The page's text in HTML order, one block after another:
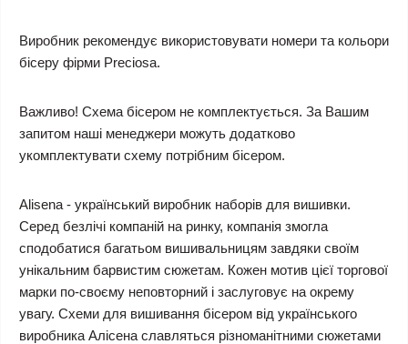
Виробник рекомендує використовувати номери та кольори
бісеру фірми Preciosa.
Важливо! Схема бісером не комплектується. За Вашим
запитом наші менеджери можуть додатково
укомплектувати схему потрібним бісером.
Alisena - український виробник наборів для вишивки.
Серед безлічі компаній на ринку, компанія змогла
сподобатися багатьом вишивальницям завдяки своїм
унікальним барвистим сюжетам. Кожен мотив цієї торгової
марки по-своєму неповторний і заслуговує на окрему
увагу. Схеми для вишивання бісером від українського
виробника Алісена славляться різноманітними сюжетами